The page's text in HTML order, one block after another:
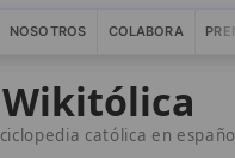
NOSOTROS COLABORA PRENSA
Wikitólica
católica en español